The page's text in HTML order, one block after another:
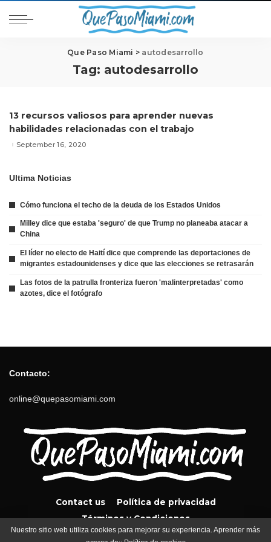
Que Paso Miami > autodesarrollo
Tag: autodesarrollo
13 recursos valiosos para aprender nuevas
habilidades relacionadas con el trabajo
September 16, 2020
Ultima Noticias
Cómo funciona el techo de la deuda de los Estados Unidos
Milley dice que estaba 'seguro' de que Trump no planeaba atacar a
China
El líder no electo de Haití dice que comprende las deportaciones de
migrantes estadounidenses y dice que las elecciones se retrasarán
Las fotos de la patrulla fronteriza fueron 'malinterpretadas' como
azotes, dice el fotógrafo
Contacto:
online@quepasomiami.com
Contact us
Política de privacidad
Términos y Condiciones
Nuestro sitio web utiliza cookies para mejorar su experiencia. Aprender más